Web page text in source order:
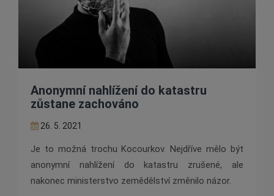
Anonymní nahlížení do katastru
zůstane zachováno
26. 5. 2021
Je to možná trochu Kocourkov. Nejdříve mělo být
anonymní nahlížení do katastru zrušené, ale
nakonec ministerstvo zemědělství změnilo názor.